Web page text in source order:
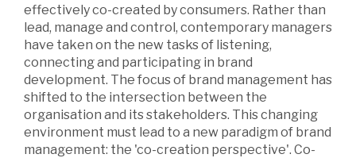
effectively co-created by consumers. Rather than
lead, manage and control, contemporary managers
have taken on the new tasks of listening,
connecting and participating in brand
development. The focus of brand management has
shifted to the intersection between the
organisation and its stakeholders. This changing
environment must lead to a new paradigm of brand
management: the 'co-creation perspective'. Co-